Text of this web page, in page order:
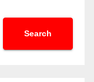
Search